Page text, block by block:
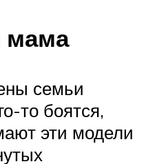
мама
семьи
то боятся,
эти модели